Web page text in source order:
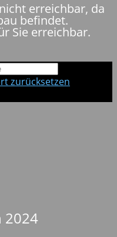
erreichbar, da
befindet.
Sie erreichbar.
2024
zurücksetzen